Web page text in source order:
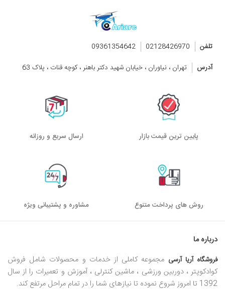
تلفن 02128426970
09361354642
آدرس
تهران ، نیاوران ، خیابان شهید دکتر باهنر ، کوچه قنات ، پلاک 63
پایین ترین قیمت بازار ارسال سریع و روزانه
روش های پرداخت متنوع مشاوره و پشتیبانی ویژه
درباره ما
فروشگاه آریا آرسی مجموعه کاملی از خدمات و محصولات شامل فروش
کوادکوپتر ، دوربین ورزشی ، ماشین کنترلی ، آموزش و تعمیرات را از سال
1392 تا امروز شروع نموده تا نیازهای شما را در تمام مراحل مرتفع کند.